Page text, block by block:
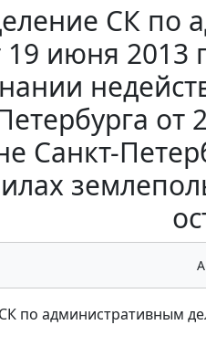
СК по
июня 2013
от
Санкт-
по административным